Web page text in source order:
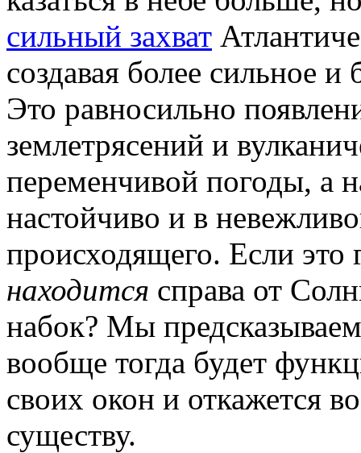
сильный захват
создавая более сильное и
Это равносильно
землетрясений и
переменчивой погоды, а
настойчиво и в
происходящего. Если это
находится справа от
набок? Мы
вообще тогда будет
своих окон и откажется
существу.